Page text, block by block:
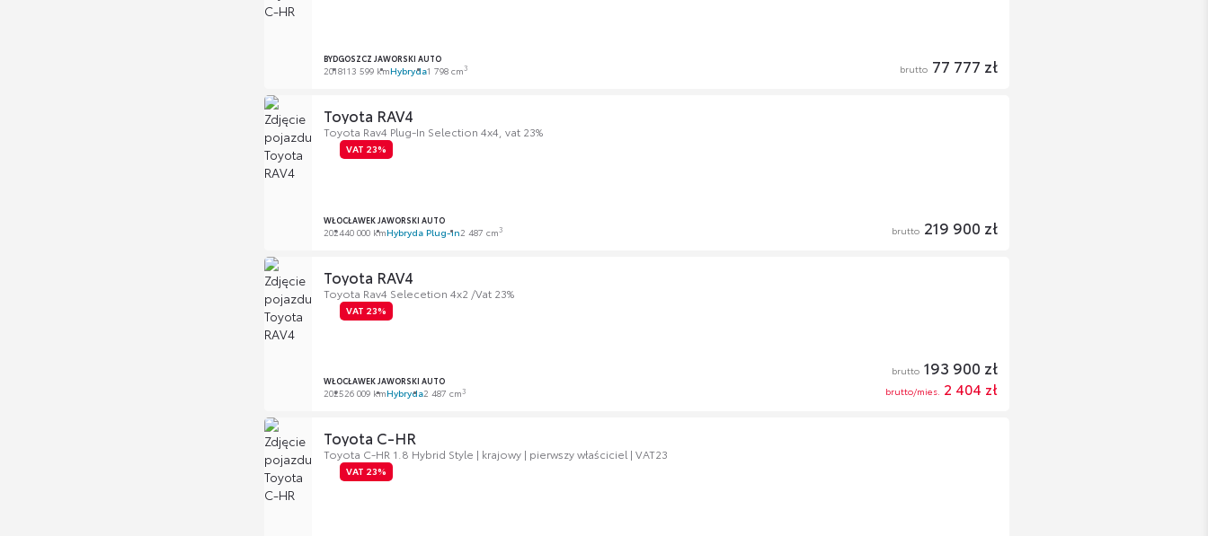
BYDGOSZCZ JAWORSKI AUTO
2018113 599 kmHybryda1 798 cm3 brutto 77 777 zł
Toyota RAV4
Toyota Rav4 Plug-In Selection 4x4, vat 23%
VAT 23%
WŁOCŁAWEK JAWORSKI AUTO
202440 000 kmHybryda Plug-in2 487 cm3 brutto 219 900 zł
Toyota RAV4
Toyota Rav4 Selecetion 4x2 /Vat 23%
VAT 23%
WŁOCŁAWEK JAWORSKI AUTO
202526 009 kmHybryda2 487 cm3
brutto 193 900 zł
brutto/mies. 2 404 zł
Toyota C-HR
Toyota C-HR 1.8 Hybrid Style | krajowy | pierwszy właściciel | VAT23
VAT 23%